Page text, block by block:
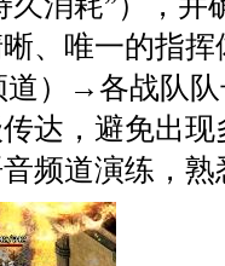
、唯一的指
道）→各战队
达，避免出
频道演练，